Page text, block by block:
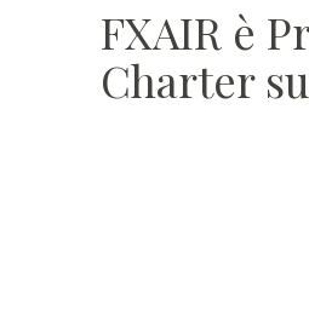
FXAIR è
Charter